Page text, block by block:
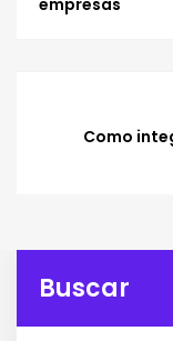
Como
Buscar